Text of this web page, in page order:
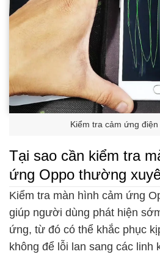
Kiểm tra cảm ứng
Tại sao cần kiểm tra
ứng Oppo thường
Kiểm tra màn hình cảm ứng
giúp người dùng phát hiện
ứng, từ đó có thể khắc phục
không để lỗi lan sang các linh